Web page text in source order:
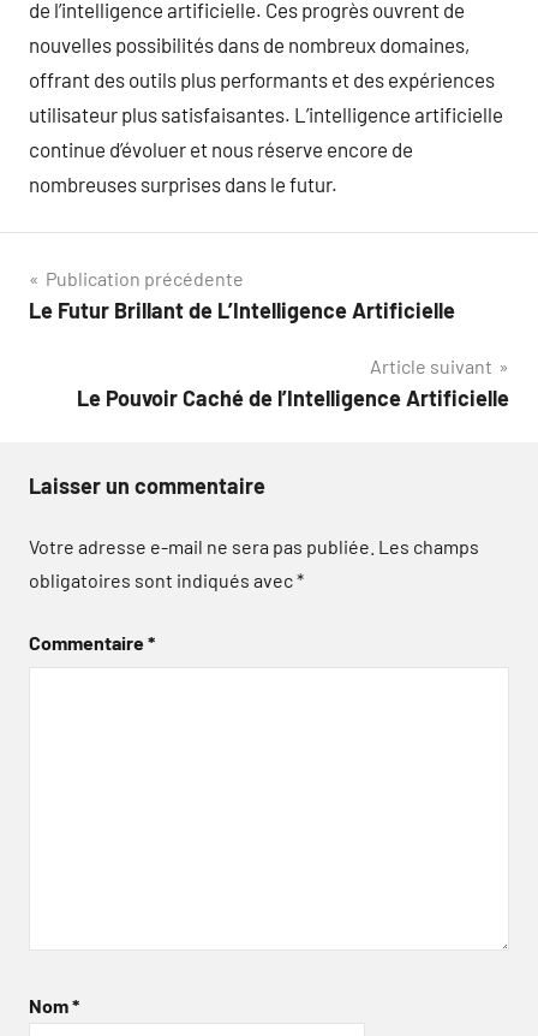
de l’intelligence artificielle. Ces progrès ouvrent de
nouvelles possibilités dans de nombreux domaines,
offrant des outils plus performants et des expériences
utilisateur plus satisfaisantes. L’intelligence artificielle
continue d’évoluer et nous réserve encore de
nombreuses surprises dans le futur.
Navigation
de
Publication précédente
Le Futur Brillant de L’Intelligence Artificielle
Article suivant
Le Pouvoir Caché de l’Intelligence Artificielle
Laisser un commentaire
Votre adresse e-mail ne sera pas publiée. Les champs
obligatoires sont indiqués avec*
Commentaire*
Nom*